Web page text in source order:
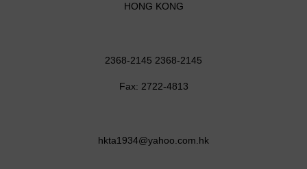
HONG KONG
2368-2145 2368-2145
Fax: 2722-4813
hkta1934@yahoo.com.hk